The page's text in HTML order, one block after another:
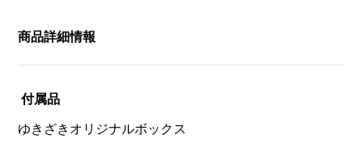
商品詳細情報
付属品
ゆきざきオリジナルボックス